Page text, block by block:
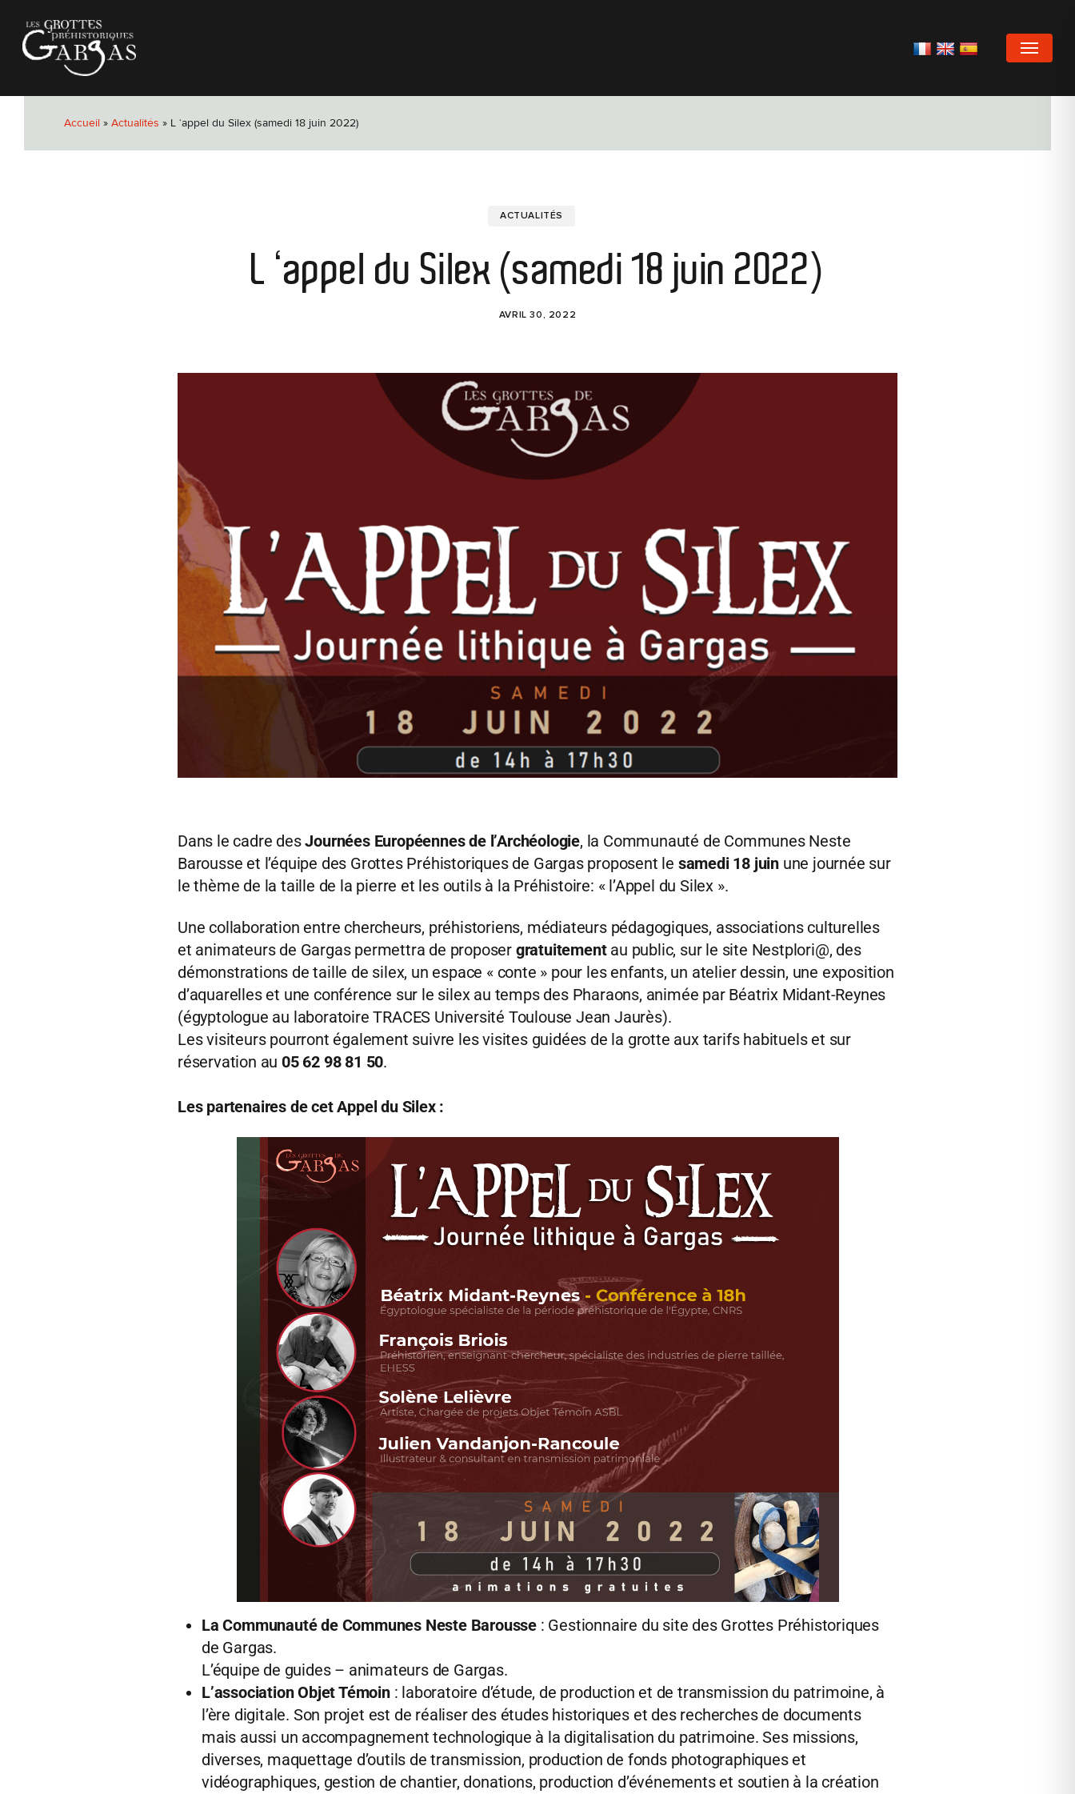
contenu
MENU
Accueil » Actualités » L ‘appel du Silex (samedi 18 juin 2022)
ACTUALITÉS
L ‘appel du Silex (samedi 18 juin 2022)
AVRIL 30, 2022
Dans le cadre desJournées Européennes de l’Archéologie, la Communauté de Communes Neste
Barousse et l’équipe des Grottes Préhistoriques de Gargas proposent le samedi 18 juin une journée sur
le thème de la taille de la pierre et les outils à la Préhistoire: « l’Appel du Silex ».
Une collaboration entre chercheurs, préhistoriens, médiateurs pédagogiques, associations culturelles
et animateurs de Gargas permettra de proposer gratuitement au public, sur le site Nestplori@, des
démonstrations de taille de silex, un espace « conte » pour les enfants, un atelier dessin, une exposition
d’aquarelles et une conférence sur le silex au temps des Pharaons, animée par Béatrix Midant-Reynes
(égyptologue au laboratoire TRACES Université Toulouse Jean Jaurès).
Les visiteurs pourront également suivre les visites guidées de la grotte aux tarifs habituels et sur
réservation au 05 62 98 81 50.
Les partenaires de cet Appel du Silex :
La Communauté de Communes Neste Barousse : Gestionnaire du site des Grottes Préhistoriques
de Gargas.
L’équipe de guides – animateurs de Gargas.
L’association Objet Témoin : laboratoire d’étude, de production et de transmission du patrimoine, à
l’ère digitale. Son projet est de réaliser des études historiques et des recherches de documents
mais aussi un accompagnement technologique à la digitalisation du patrimoine. Ses missions,
diverses, maquettage d’outils de transmission, production de fonds photographiques et
vidéographiques, gestion de chantier, donations, production d’événements et soutien à la création